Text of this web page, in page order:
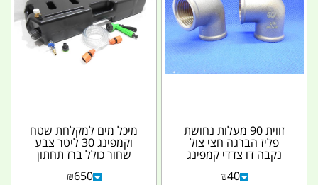
זווית 90 מעלות נחושת
פליז הברגה חצי צול
נקבה דו צדדי קמפינג
₪40
מיכל מים למקלחת שטח
וקמפינג 30 ליטר צבע
שחור כולל ברז תחתון
נשם עליון והעתקת...
₪650